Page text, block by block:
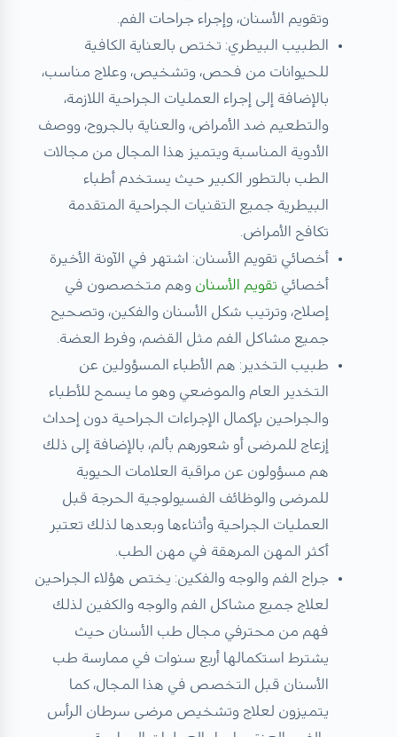
وتقويم الأسنان، وإجراء جراحات الفم.
الطبيب البيطري: تختص بالعناية الكافية
للحيوانات من فحص، وتشخيص، وعلاج مناسب،
بالإضافة إلى إجراء العمليات الجراحية اللازمة،
والتطعيم ضد الأمراض، والعناية بالجروح، ووصف
الأدوية المناسبة ويتميز هذا المجال من مجالات
الطب بالتطور الكبير حيث يستخدم أطباء
البيطرية جميع التقنيات الجراحية المتقدمة
تكافح الأمراض.
أخصائي تقويم الأسنان: اشتهر في الآونة الأخيرة
أخصائي تقويم الأسنان وهم متخصصون في
إصلاح، وترتيب شكل الأسنان والفكين، وتصحيح
جميع مشاكل الفم مثل القضم، وفرط العضة.
طبيب التخدير: هم الأطباء المسؤولين عن
التخدير العام والموضعي وهو ما يسمح للأطباء
والجراحين بإكمال الإجراءات الجراحية دون إحداث
إزعاج للمرضى أو شعورهم بألم، بالإضافة إلى ذلك
هم مسؤولون عن مراقبة العلامات الحيوية
للمرضى والوظائف الفسيولوجية الحرجة قبل
العمليات الجراحية وأثناءها وبعدها لذلك تعتبر
أكثر المهن المرهقة في مهن الطب.
جراح الفم والوجه والفكين: يختص هؤلاء الجراحين
لعلاج جميع مشاكل الفم والوجه والكفين لذلك
فهم من محترفي مجال طب الأسنان حيث
يشترط استكمالها أربع سنوات في ممارسة طب
الأسنان قبل التخصص في هذا المجال، كما
يتميزون لعلاج وتشخيص مرضى سرطان الرأس